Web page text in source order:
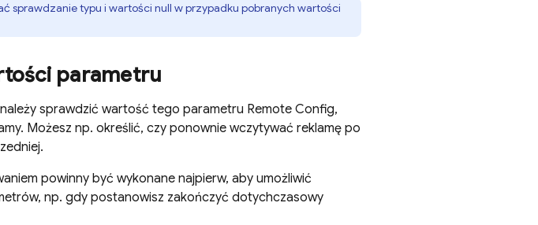
sprawdzanie typu i wartości null w przypadku pobranych wartości
parametru
sprawdzić wartość tego parametru Remote Config,
Możesz np. określić, czy ponownie wczytywać reklamę po
powinny być wykonane najpierw, aby umożliwić
np. gdy postanowisz zakończyć dotychczasowy